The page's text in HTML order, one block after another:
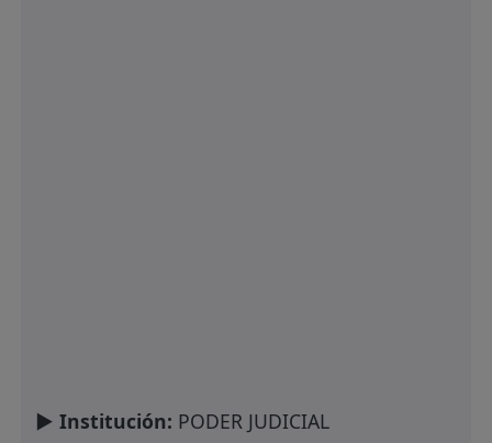
► Institución: PODER JUDICIAL